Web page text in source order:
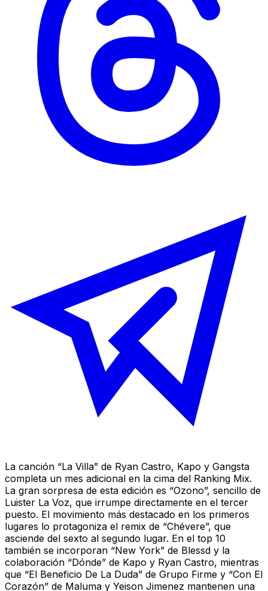
La canción “La Villa” de Ryan Castro, Kapo y Gangsta
completa un mes adicional en la cima del Ranking Mix.
La gran sorpresa de esta edición es “Ozono”, sencillo de
Luister La Voz, que irrumpe directamente en el tercer
puesto. El movimiento más destacado en los primeros
lugares lo protagoniza el remix de “Chévere”, que
asciende del sexto al segundo lugar. En el top 10
también se incorporan “New York” de Blessd y la
colaboración “Dónde” de Kapo y Ryan Castro, mientras
que “El Beneficio De La Duda” de Grupo Firme y “Con El
Corazón” de Maluma y Yeison Jimenez mantienen una